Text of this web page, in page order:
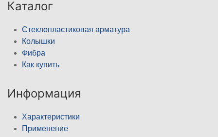
Каталог
Стеклопластиковая арматура
Колышки
Фибра
Как купить
Информация
Характеристики
Применение